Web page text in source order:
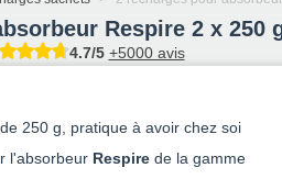
Respire 2 x 250
4.7/5 +5000 avis
250 g, pratique à avoir chez soi
l'absorbeur Respirede la gamme